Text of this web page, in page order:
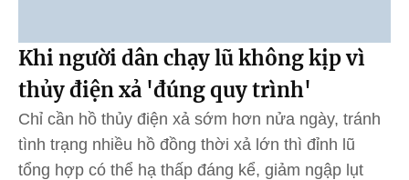
Khi người dân chạy lũ không kịp vì
thủy điện xả 'đúng quy trình'
Chỉ cần hồ thủy điện xả sớm hơn nửa ngày, tránh
tình trạng nhiều hồ đồng thời xả lớn thì đỉnh lũ
tổng hợp có thể hạ thấp đáng kể, giảm ngập lụt